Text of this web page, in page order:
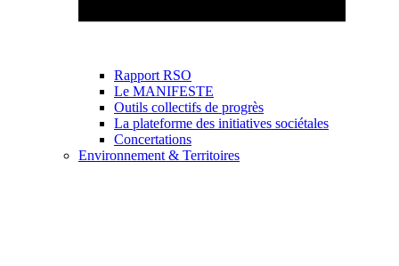
Rapport RSO
Le MANIFESTE
Outils collectifs de progrès
La plateforme des initiatives sociétales
Concertations
Environnement & Territoires